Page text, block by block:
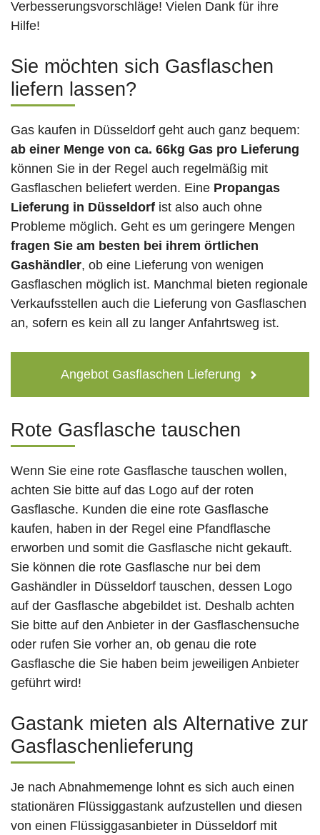
Verbesserungsvorschläge! Vielen Dank für ihre
Hilfe!
Sie möchten sich Gasflaschen
liefern lassen?
Gas kaufen in Düsseldorf geht auch ganz bequem:
ab einer Menge von ca. 66kg Gas pro Lieferung
können Sie in der Regel auch regelmäßig mit
Gasflaschen beliefert werden. Eine Propangas
Lieferung in Düsseldorf ist also auch ohne
Probleme möglich. Geht es um geringere Mengen
fragen Sie am besten bei ihrem örtlichen
Gashändler, ob eine Lieferung von wenigen
Gasflaschen möglich ist. Manchmal bieten regionale
Verkaufsstellen auch die Lieferung von Gasflaschen
an, sofern es kein all zu langer Anfahrtsweg ist.
Angebot Gasflaschen Lieferung
Rote Gasflasche tauschen
Wenn Sie eine rote Gasflasche tauschen wollen,
achten Sie bitte auf das Logo auf der roten
Gasflasche. Kunden die eine rote Gasflasche
kaufen, haben in der Regel eine Pfandflasche
erworben und somit die Gasflasche nicht gekauft.
Sie können die rote Gasflasche nur bei dem
Gashändler in Düsseldorf tauschen, dessen Logo
auf der Gasflasche abgebildet ist. Deshalb achten
Sie bitte auf den Anbieter in der Gasflaschensuche
oder rufen Sie vorher an, ob genau die rote
Gasflasche die Sie haben beim jeweiligen Anbieter
geführt wird!
Gastank mieten als Alternative zur
Gasflaschenlieferung
Je nach Abnahmemenge lohnt es sich auch einen
stationären Flüssiggastank aufzustellen und diesen
von einen Flüssiggasanbieter in Düsseldorf mit